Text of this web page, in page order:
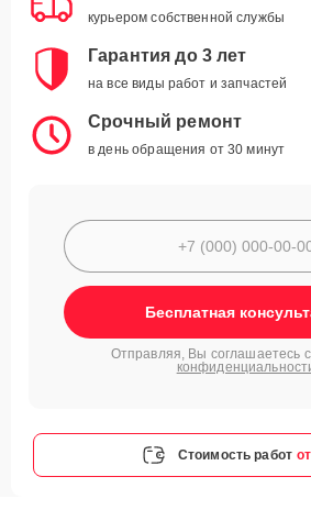
курьером собственной службы
Гарантия до 3 лет
на все виды работ и запчастей
Срочный ремонт
в день обращения от 30 минут
Бесплатная
Отправляя, Вы соглашаетесь с
Стоимость работ